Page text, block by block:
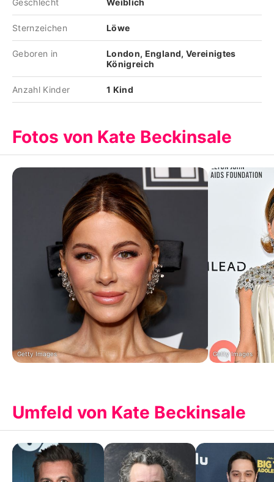
Geschlecht Weiblich
Sternzeichen Löwe
Geboren in
London, England, Vereinigtes
Königreich
Anzahl Kinder 1 Kind
Fotos von Kate Beckinsale
Getty Images Getty Images
Umfeld von Kate Beckinsale